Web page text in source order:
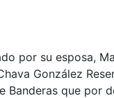
por su esposa,
González
que por